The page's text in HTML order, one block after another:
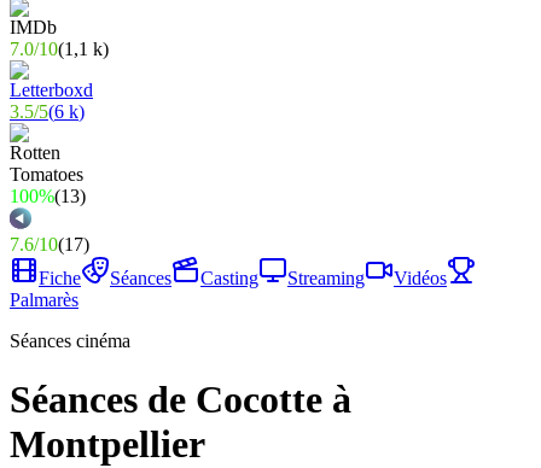
7.0/10(1,1 k)
3.5/5(6 k)
100%(13)
7.6/10(17)
Fiche
Séances Casting Streaming
Vidéos
Palmarès
Séances cinéma
Séances de Cocotte à
Montpellier